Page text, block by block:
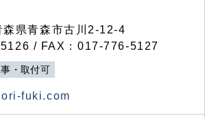
県青森市古川2-12-4
/ FAX：017-776-5127
・取付可
fuki.com